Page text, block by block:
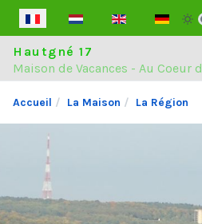
Sélectionnez votre langue
Hautgné 17
Maison de Vacances - Au
Accueil La Maison La Région
La Maison